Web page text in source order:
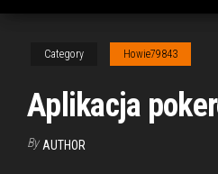
Category Howie79843
Aplikacja
By AUTHOR